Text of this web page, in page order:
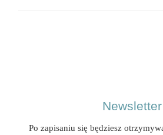
Newsletter
Po zapisaniu się będziesz